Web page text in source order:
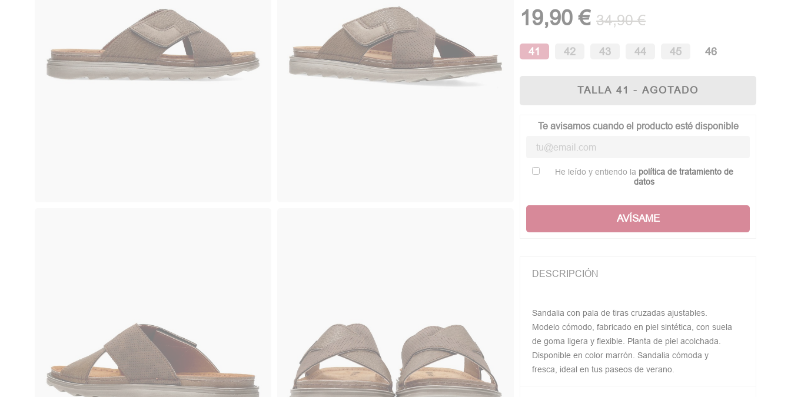
19,90 € 34,90 €
41 42 43 44 45 46
TALLA 41 - AGOTADO
Te avisamos cuando el producto esté disponible
He leído y entiendo la política de tratamiento de
datos
AVÍSAME
DESCRIPCIÓN
Sandalia con pala de tiras cruzadas ajustables.
Modelo cómodo, fabricado en piel sintética, con suela
de goma ligera y flexible. Planta de piel acolchada.
Disponible en color marrón. Sandalia cómoda y
fresca, ideal en tus paseos de verano.